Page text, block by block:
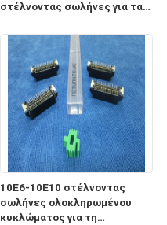
στέλνοντας σωλήνες για τα
10E6-10E10 στέλνοντας
σωλήνες ολοκληρωμένου
κυκλώματος για τη